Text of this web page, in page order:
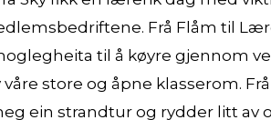
Frå Flåm til
til å køyre gjennom
store og åpne klasserom.
ein strandtur og rydder litt av